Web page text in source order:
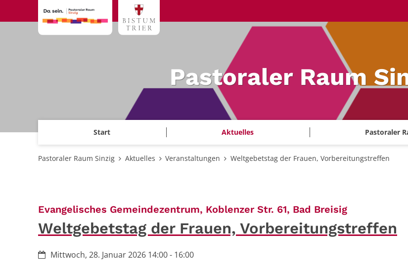
Pastoraler Raum
Start Aktuelles Pastoraler
Pastoraler Raum Sinzig Aktuelles Veranstaltungen Weltgebetstag der Frauen, Vorbereitungstreffen
Evangelisches Gemeindezentrum, Koblenzer Str. 61, Bad Breisig:
Weltgebetstag der Frauen, Vorbereitungstreffen
Datum:Mittwoch, 28. Januar 2026 14:00 - 16:00